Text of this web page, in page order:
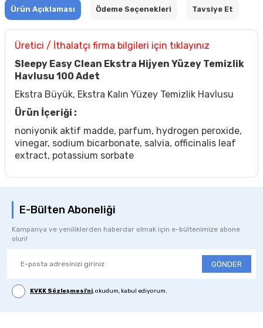
Ürün Açıklaması Ödeme Seçenekleri Tavsiye Et
Üretici / İthalatçı firma bilgileri için tıklayınız
Sleepy Easy Clean Ekstra Hijyen Yüzey Temizlik
Havlusu 100 Adet
Ekstra Büyük, Ekstra Kalın Yüzey Temizlik Havlusu
Ürün İçeriği :
noniyonik aktif madde, parfum, hydrogen peroxide,
vinegar, sodium bicarbonate, salvia, officinalis leaf
extract, potassium sorbate
E-Bülten Aboneliği
Kampanya ve yeniliklerden haberdar olmak için e-bültenimize abone
olun!
GÖNDER
KVKK Sözleşmesi'ni, okudum, kabul ediyorum.